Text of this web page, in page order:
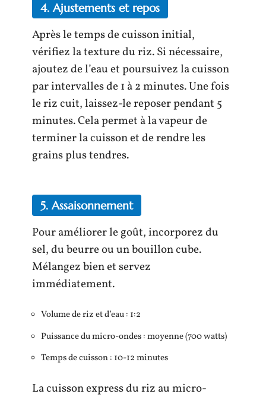
4. Ajustements et repos
Après le temps de cuisson initial,
vérifiez la texture du riz. Si nécessaire,
ajoutez de l’eau et poursuivez la cuisson
par intervalles de 1 à 2 minutes. Une fois
le riz cuit, laissez-le reposer pendant 5
minutes. Cela permet à la vapeur de
terminer la cuisson et de rendre les
grains plus tendres.
5. Assaisonnement
Pour améliorer le goût, incorporez du
sel, du beurre ou un bouillon cube.
Mélangez bien et servez
immédiatement.
Volume de riz et d’eau : 1:2
Puissance du micro-ondes : moyenne (700 watts)
Temps de cuisson : 10-12 minutes
La cuisson express du riz au micro-